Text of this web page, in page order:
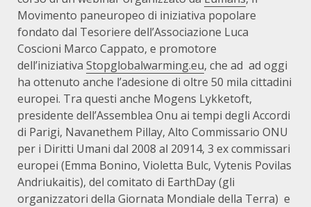
Movimento paneuropeo di iniziativa popolare
fondato dal Tesoriere dell’Associazione Luca
Coscioni Marco Cappato, e promotore
dell’iniziativa Stopglobalwarming.eu, che ad ad oggi
ha ottenuto anche l’adesione di oltre 50 mila cittadini
europei. Tra questi anche Mogens Lykketoft,
presidente dell’Assemblea Onu ai tempi degli Accordi
di Parigi, Navanethem Pillay, Alto Commissario ONU
per i Diritti Umani dal 2008 al 20914, 3 ex commissari
europei (Emma Bonino, Violetta Bulc, Vytenis Povilas
Andriukaitis), del comitato di EarthDay (gli
organizzatori della Giornata Mondiale della Terra) e